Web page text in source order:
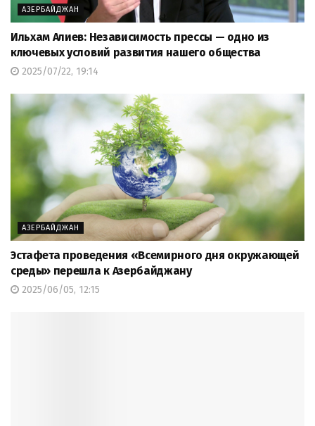
АЗЕРБАЙДЖАН
Ильхам Алиев: Независимость прессы — одно из
ключевых условий развития нашего общества
2025/07/22, 19:14
АЗЕРБАЙДЖАН
Эстафета проведения «Всемирного дня окружающей
среды» перешла к Азербайджану
2025/06/05, 12:15